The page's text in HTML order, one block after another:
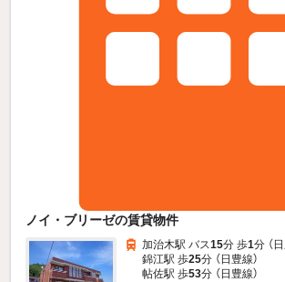
ノイ・ブリーゼの賃貸物件
加治木駅 バス15分 歩1分 （
錦江駅 歩25分 （日豊線）
帖佐駅 歩53分 （日豊線）